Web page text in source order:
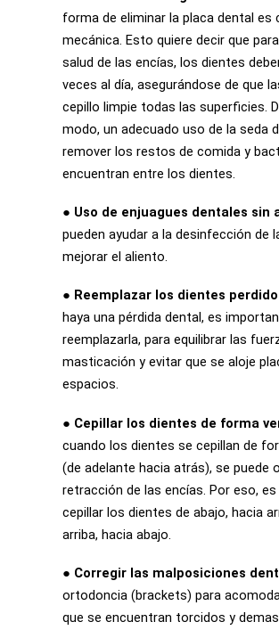
forma de eliminar la placa dental es
mecánica. Esto quiere decir que
salud de las encías, los dientes
veces al día, asegurándose de que
cepillo limpie todas las superficies.
modo, un adecuado uso de la seda
remover los restos de comida y
encuentran entre los dientes.
● Uso de enjuagues dentales sin
pueden ayudar a la desinfección de
mejorar el aliento.
● Reemplazar los dientes
haya una pérdida dental, es
reemplazarla, para equilibrar las
masticación y evitar que se aloje
espacios.
● Cepillar los dientes de forma
cuando los dientes se cepillan de
(de adelante hacia atrás), se puede
retracción de las encías. Por eso,
cepillar los dientes de abajo, hacia
arriba, hacia abajo.
● Corregir las malposiciones
ortodoncia (brackets) para
que se encuentran torcidos y